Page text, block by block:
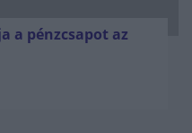
a pénzcsapot az